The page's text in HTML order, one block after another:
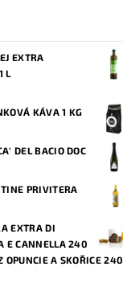
EXTRA
L
KÁVA 1 KG
DEL BACIO DOC
PRIVITERA
EXTRA DI
E CANNELLA 240
OPUNCIE A SKOŘICE 240